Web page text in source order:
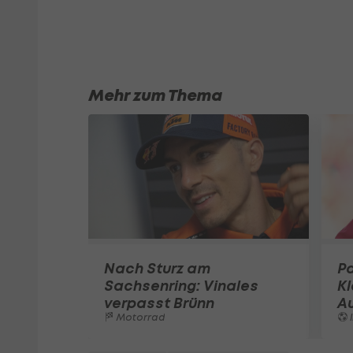
Mehr zum Thema
Nach Sturz am
Sachsenring: Vinales
verpasst Brünn
Motorrad